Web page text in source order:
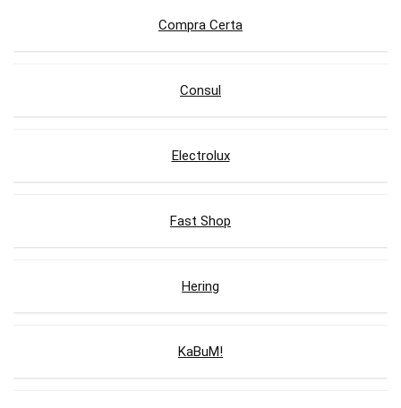
Compra Certa
Consul
Electrolux
Fast Shop
Hering
KaBuM!